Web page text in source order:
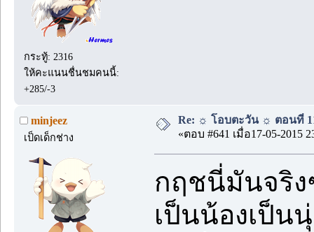
กระทู้: 2316
ให้คะแนนชื่นชมคนนี้:
+285/-3
minjeez
เป็ดเด็กช่าง
Re: ☼ โอบตะวัน ☼ ตอนที่ 11
«ตอบ #641 เมื่อ17-05-2015
กฤชนี่มันจริ
เป็นน้องเป็น